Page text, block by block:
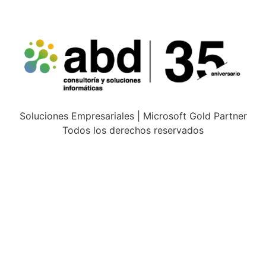
Soluciones Empresariales | Microsoft Gold Partner
Todos los derechos reservados